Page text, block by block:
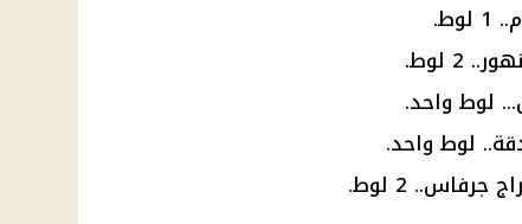
لوط.
لوط واحد.
لوط واحد.
2 لوط.